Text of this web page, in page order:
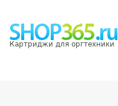
Картриджи для оргтехники